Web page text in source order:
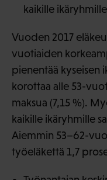
kaikille
Vuoden 2017
vuotiaiden
pienentää kyseisen
korottaa alle 53-
maksua (7,15 %).
kaikille ikäryhmille
Aiemmin 53–62-
työeläkettä 1,7